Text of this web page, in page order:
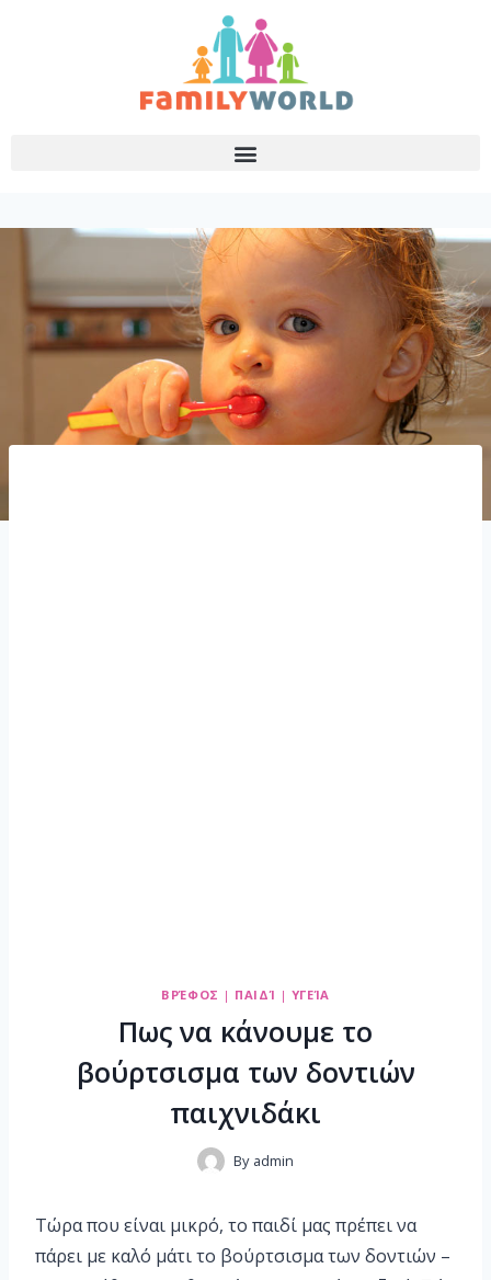
ΒΡΈΦΟΣ | ΠΑΙΔΊ | ΥΓΕΊΑ
Πως να κάνουμε το
βούρτσισμα των δοντιών
παιχνιδάκι
By admin
Τώρα που είναι μικρό, το παιδί μας πρέπει να
πάρει με καλό μάτι το βούρτσισμα των δοντιών –